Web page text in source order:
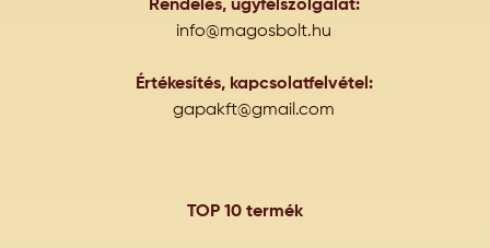
Rendelés, ügyfélszolgálat:
info@magosbolt.hu
Értékesítés, kapcsolatfelvétel:
gapakft@gmail.com
TOP 10 termék